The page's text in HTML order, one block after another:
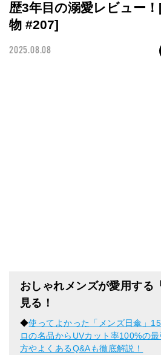
歴3年目の溺愛レビュー
物 #207]
2025.08.08
おしゃれメンズが愛用する
見る！
◆使ってよかった「メンズ日傘」
ロの名品からUVカット率100%の
方やよくあるQ&Aも徹底解説！